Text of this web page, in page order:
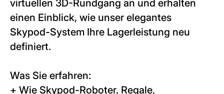
virtuellen 3D-Rundgang an und erhalten
einen Einblick, wie unser elegantes
Skypod-System Ihre Lagerleistung neu
definiert.
Was Sie erfahren:
+ Wie Skypod-Roboter, Regale,